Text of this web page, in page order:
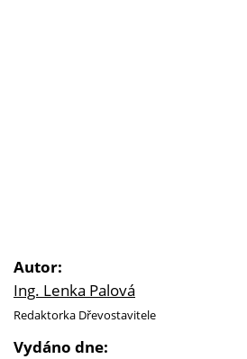
Autor:
Ing. Lenka Palová
Redaktorka Dřevostavitele
Vydáno dne: